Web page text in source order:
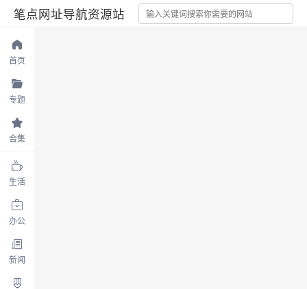
笔点网址导航资源站
首页
专题
合集
生活
办公
新闻